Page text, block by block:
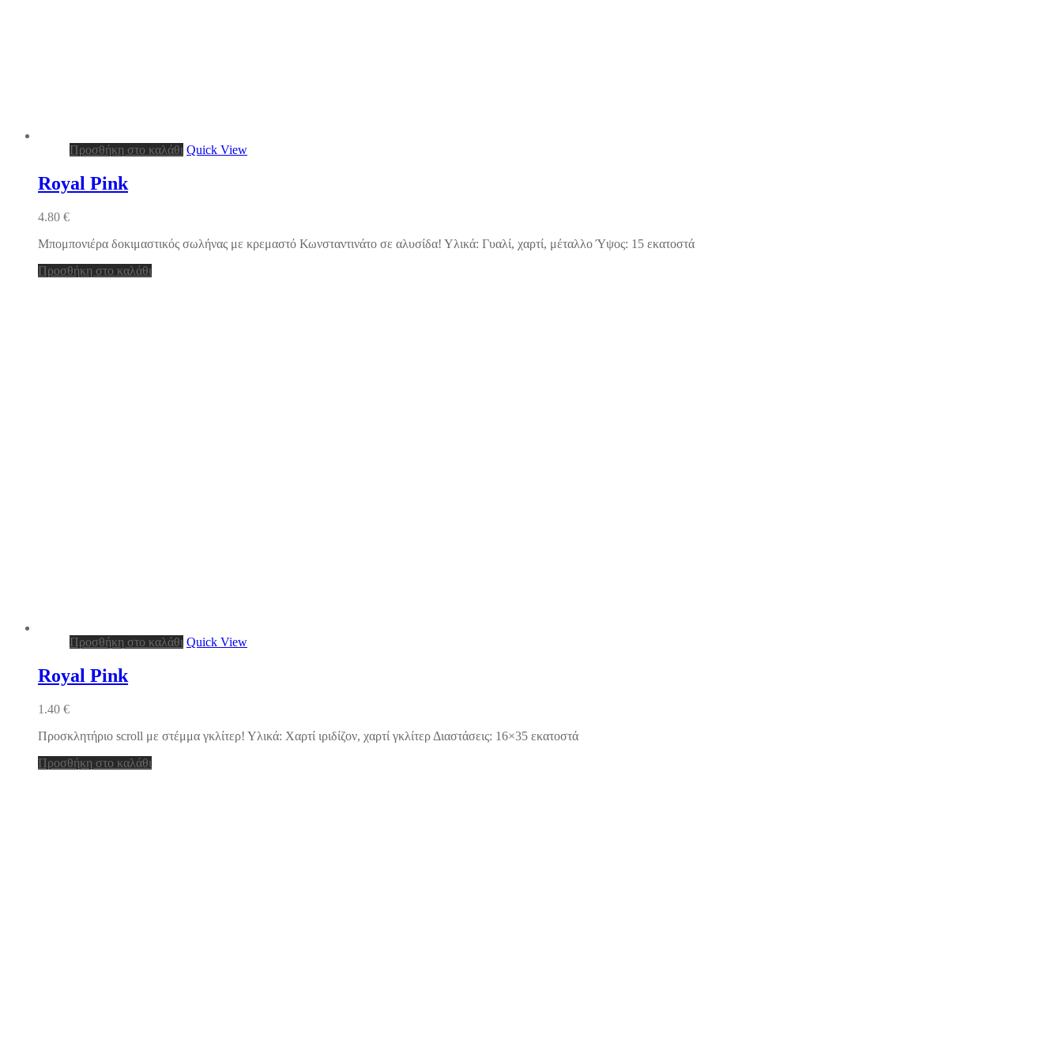
Προσθήκη στο καλάθι Quick View
Royal Pink
4.80 €
Μπομπονιέρα δοκιμαστικός σωλήνας με κρεμαστό Κωνσταντινάτο σε αλυσίδα! Υλικά: Γυαλί, χαρτί, μέταλλο Ύψος: 15 εκατοστά
Προσθήκη στο καλάθι
Προσθήκη στο καλάθι Quick View
Royal Pink
1.40 €
Προσκλητήριο scroll με στέμμα γκλίτερ! Υλικά: Χαρτί ιριδίζον, χαρτί γκλίτερ Διαστάσεις: 16×35 εκατοστά
Προσθήκη στο καλάθι